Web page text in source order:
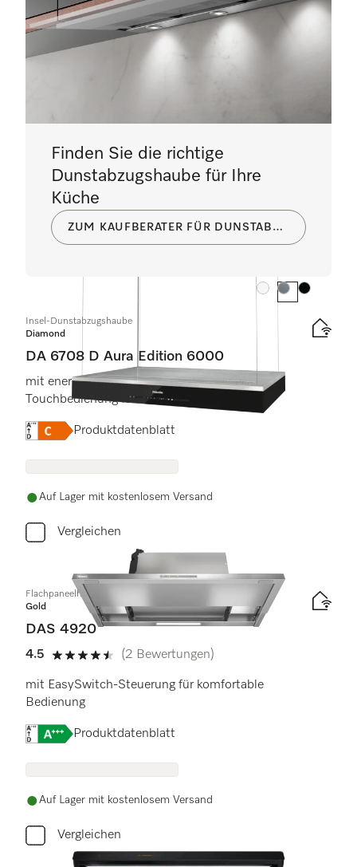
Farbe:Farbe:Farbe:
Insel-Dunstabzugshaube
Diamond
DA 6708 D Aura Edition 6000
mit energiesparender LED-Beleuchtung und
Touchbedienung für einfache Bedienung.
Onlinelabel Image, Energielabel
Produktdatenblatt
Auf Lager mit kostenlosem Versand
Vergleichen
Flachpaneelhaube
Gold
DAS 4920
4.5
4.5 Sterne von 5
(2 Bewertungen)
mit EasySwitch-Steuerung für komfortable
Bedienung
Onlinelabel Image, Energielabel
Produktdatenblatt
Auf Lager mit kostenlosem Versand
Vergleichen
Finden Sie die richtige
Dunstabzugshaube für Ihre
Küche
ZUM KAUFBERATER FÜR DUNSTABZUGSHAUBEN